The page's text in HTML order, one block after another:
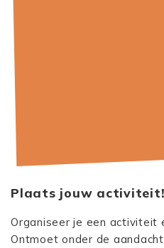
Plaats jouw activiteit!
Organiseer je een activiteit
Ontmoet onder de